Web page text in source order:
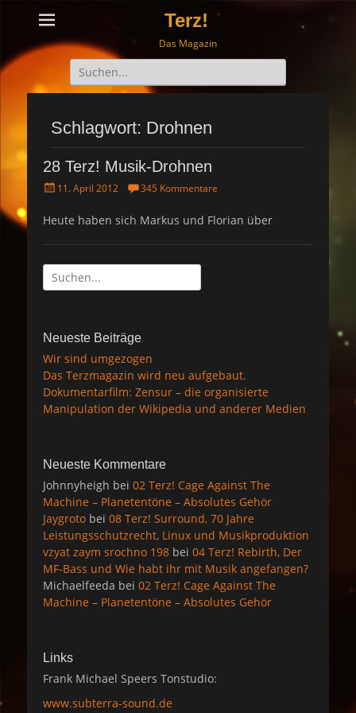
Terz!
Das Magazin
Suche
nach:
Schlagwort: Drohnen
28 Terz! Musik-Drohnen
P
s
e
n
11. April 2012 345 Kommentare
Heute haben sich Markus und Florian über
Suche
nach:
Neueste Beiträge
Wir sind umgezogen
Das Terzmagazin wird neu aufgebaut.
Dokumentarfilm: Zensur – die organisierte
Manipulation der Wikipedia und anderer Medien
Neueste Kommentare
Johnnyheigh bei 02 Terz! Cage Against The
Machine – Planetentöne – Absolutes Gehör
Jaygroto bei 08 Terz! Surround, 70 Jahre
Leistungsschutzrecht, Linux und Musikproduktion
vzyat zaym srochno 198 bei 04 Terz! Rebirth, Der
MF-Bass und Wie habt ihr mit Musik angefangen?
Michaelfeeda bei 02 Terz! Cage Against The
Machine – Planetentöne – Absolutes Gehör
Links
Frank Michael Speers Tonstudio:
www.subterra-sound.de